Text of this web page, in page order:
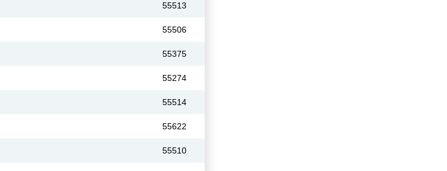
55513
55506
55375
55274
55514
55622
55510